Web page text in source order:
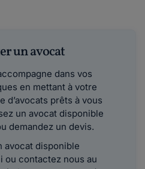
un avocat
dans vos
en mettant à votre
d’avocats prêts à vous
un avocat disponible
demandez un devis.
avocat disponible
ou contactez nous au